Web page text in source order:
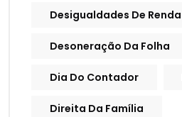
Desigualdades De Renda
Desoneração Da Folha
Dia Do Contador
Direita Da Família